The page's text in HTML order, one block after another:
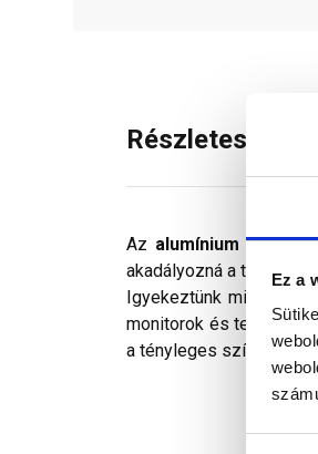
Ez a
Részletes leírás
Az alumínium
akadályozná a tető
Igyekeztünk minden
monitorok és telefonok
a tényleges színektől.